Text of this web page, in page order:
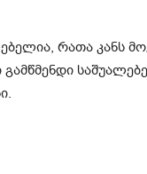
რათა კანს
გამწმენდი